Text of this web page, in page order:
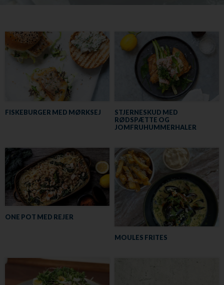
FISKEBURGER MED MØRKSEJ
STJERNESKUD MED
RØDSPÆTTE OG
JOMFRUHUMMERHALER
ONE POT MED REJER
MOULES FRITES